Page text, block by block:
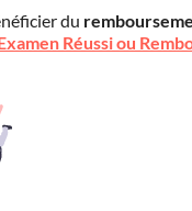
du
Réussi ou